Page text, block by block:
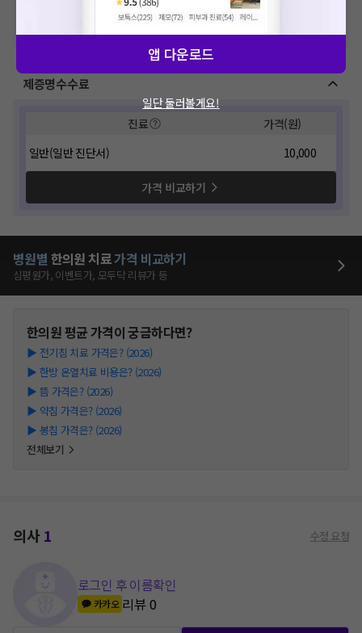
산정될 수 있는 점 참고 바랍니다.)
※ 이벤트가, 할인가는VAT 포함
제증명수수료
진료
가격(원)
일반(일반 진단서)
10,000
가격 비교하기
병원별 한의원 치료가격 비교하기
심평원가, 이벤트가, 모두닥 리뷰가 등
한의원평균 가격이 궁금하다면?
▶ 전기침 치료 가격은? (2026)
▶ 한방 온열치료 비용은? (2026)
▶ 뜸 가격은? (2026)
▶ 약침 가격은? (2026)
▶ 봉침 가격은? (2026)
전체보기
의사1 수정 요청
로그인 후 이름확인
카카오 리뷰0
앱 다운로드
일단 둘러볼게요!